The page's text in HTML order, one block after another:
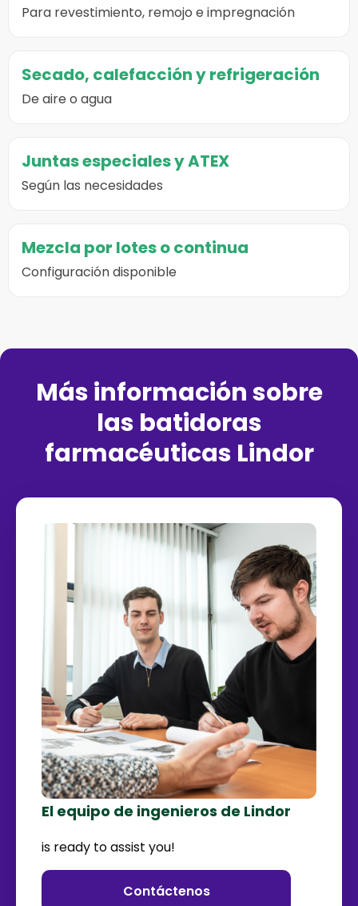
Para revestimiento, remojo e impregnación
Secado, calefacción y refrigeración
De aire o agua
Juntas especiales y ATEX
Según las necesidades
Mezcla por lotes o continua
Configuración disponible
Más información sobre
las batidoras
farmacéuticas Lindor
El equipo de ingenieros de Lindor
is ready to assist you!
Contáctenos